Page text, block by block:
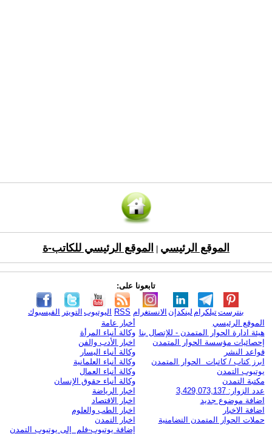
الموقع الرئيسي الموقع الرئيسي للكاتب-ة
تابعونا على:
الفيسبوك التويتر اليوتيوب RSS الانستغرام لينكدإن تيلكرامبنترست
الموقع الرئيسي
هيئة ادارة الحوار المتمدن - للإتصال بنا
إحصائيات مؤسسة الحوار المتمدن
قواعد النشر
ابرز كتاب / كاتبات الحوار المتمدن
يوتيوب التمدن
مكتبة التمدن
عدد الزوار: 3,429,073,137
اضافة موضوع جديد
اضافة الاخبار
حملات الحوار المتمدن التضامنية
أخبار عامة
وكالة أنباء المرأة
اخبار الأدب والفن
وكالة أنباء اليسار
وكالة أنباء العلمانية
وكالة أنباء العمال
وكالة أنباء حقوق الإنسان
اخبار الرياضة
اخبار الاقتصاد
اخبار الطب والعلوم
اخبار التمدن
إضافة يوتيوب-فلم إلى يوتيوب التمدن